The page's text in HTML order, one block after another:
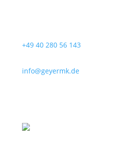
+49 40 280 56 143
info@geyermk.de